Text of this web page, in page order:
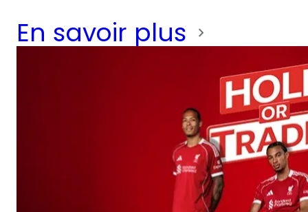
d’assister à la session
ouverte du Liverpool
FC au AXA Training
Centre, offrant un
aperçu rare des
En savoir plus